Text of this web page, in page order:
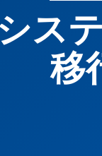
ビス
移